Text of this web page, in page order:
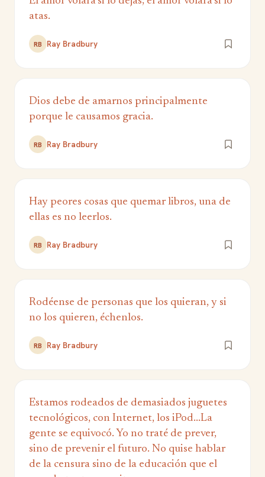
atas.
RB Ray Bradbury
Dios debe de amarnos principalmente
porque le causamos gracia.
RB Ray Bradbury
Hay peores cosas que quemar libros, una de
ellas es no leerlos.
RB Ray Bradbury
Rodéense de personas que los quieran, y si
no los quieren, échenlos.
RB Ray Bradbury
Estamos rodeados de demasiados juguetes
tecnológicos, con Internet, los iPod...La
gente se equivocó. Yo no traté de prever,
sino de prevenir el futuro. No quise hablar
de la censura sino de la educación que el